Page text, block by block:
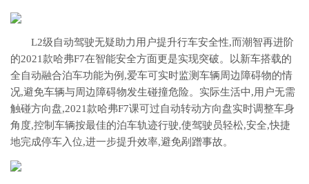
L2级自动驾驶无疑助力用户提升行车安全性,而潮智再进阶
的2021款哈弗F7在智能安全方面更是实现突破。以新车搭载的
全自动融合泊车功能为例,爱车可实时监测车辆周边障碍物的情
况,避免车辆与周边障碍物发生碰撞危险。实际生活中,用户无需
触碰方向盘,2021款哈弗F7课可过自动转动方向盘实时调整车身
角度,控制车辆按最佳的泊车轨迹行驶,使驾驶员轻松,安全,快捷
地完成停车入位,进一步提升效率,避免剐蹭事故。